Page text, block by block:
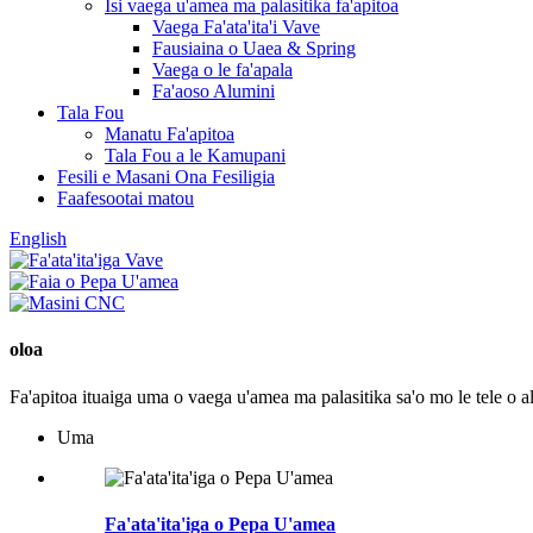
Isi vaega u'amea ma palasitika fa'apitoa
Vaega Fa'ata'ita'i Vave
Fausiaina o Uaea & Spring
Vaega o le fa'apala
Fa'aoso Alumini
Tala Fou
Manatu Fa'apitoa
Tala Fou a le Kamupani
Fesili e Masani Ona Fesiligia
Faafesootai matou
English
oloa
Fa'apitoa ituaiga uma o vaega u'amea ma palasitika sa'o mo le tele o
Uma
Fa'ata'ita'iga o Pepa U'amea